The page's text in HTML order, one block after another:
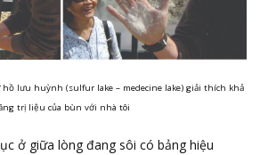
hồ lưu huỳnh (sulfur lake – medecine lake) giải thích khả
trị liệu của bùn với nhà tôi
ở giữa lòng đang sôi có bảng hiệu